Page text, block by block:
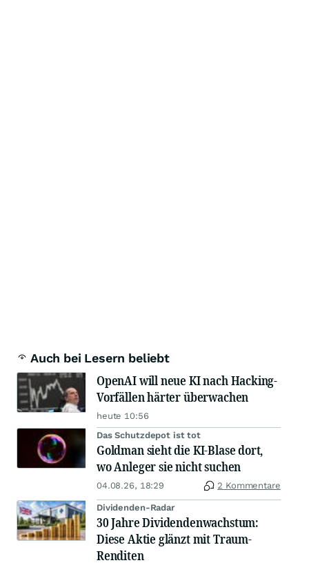
Auch bei Lesern beliebt
OpenAI will neue KI nach Hacking-
Vorfällen härter überwachen
heute 10:56
Das Schutzdepot ist tot
Goldman sieht die KI-Blase dort,
wo Anleger sie nicht suchen
04.08.26, 18:29 2 Kommentare
Dividenden-Radar
30 Jahre Dividendenwachstum:
Diese Aktie glänzt mit Traum-
Renditen